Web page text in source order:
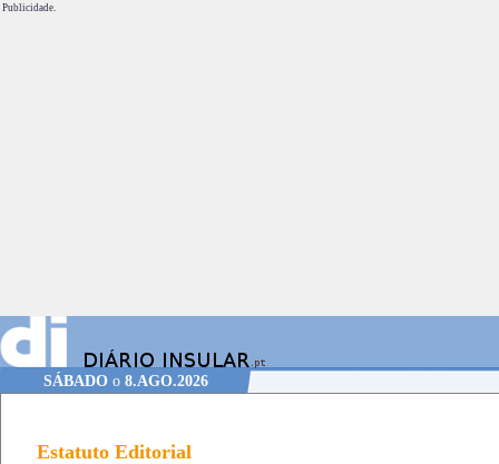
Publicidade.
SÁBADOo 8.AGO.2026
Estatuto Editorial